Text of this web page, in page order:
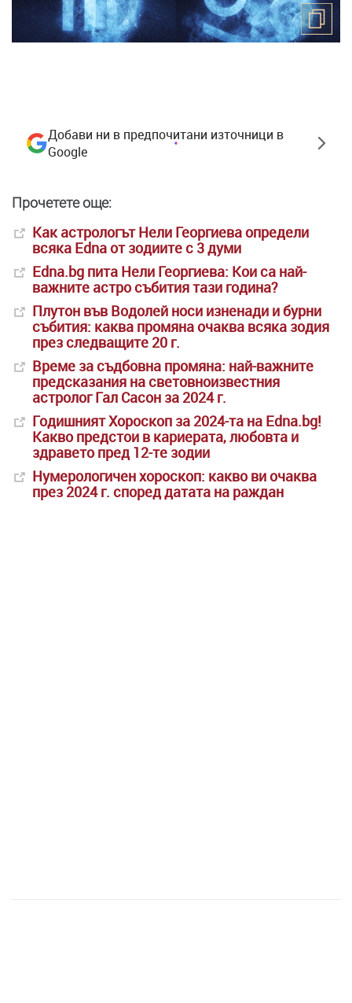
Добави ни в предпочитани източници в
Google
Прочетете още:
Как астрологът Нели Георгиева определи
всяка Edna от зодиите с 3 думи
Edna.bg пита Нели Георгиева: Кои са най-
важните астро събития тази година?
Плутон във Водолей носи изненади и бурни
събития: каква промяна очаква всяка зодия
през следващите 20 г.
Време за съдбовна промяна: най-важните
предсказания на световноизвестния
астролог Гал Сасон за 2024 г.
Годишният Хороскоп за 2024-та на Edna.bg!
Какво предстои в кариерата, любовта и
здравето пред 12-те зодии
Нумерологичен хороскоп: какво ви очаква
през 2024 г. според датата на раждан